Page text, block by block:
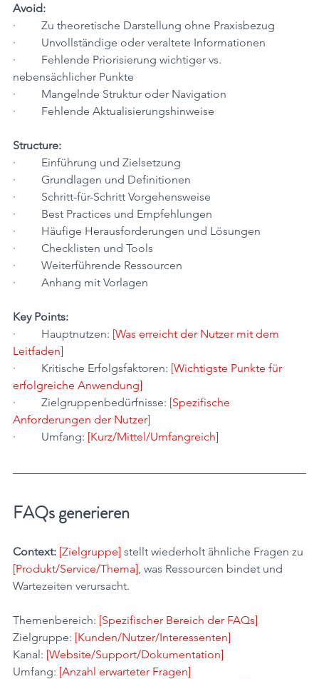
Avoid:
·         Zu theoretische Darstellung ohne Praxisbezug
·         Unvollständige oder veraltete Informationen
·         Fehlende Priorisierung wichtiger vs.
nebensächlicher Punkte
·         Mangelnde Struktur oder Navigation
·         Fehlende Aktualisierungshinweise
Structure:
·         Einführung und Zielsetzung
·         Grundlagen und Definitionen
·         Schritt-für-Schritt Vorgehensweise
·         Best Practices und Empfehlungen
·         Häufige Herausforderungen und Lösungen
·         Checklisten und Tools
·         Weiterführende Ressourcen
·         Anhang mit Vorlagen
Key Points:
·         Hauptnutzen: [Was erreicht der Nutzer mit dem
Leitfaden]
·         Kritische Erfolgsfaktoren: [Wichtigste Punkte für
erfolgreiche Anwendung]
·         Zielgruppenbedürfnisse: [Spezifische
Anforderungen der Nutzer]
·         Umfang: [Kurz/Mittel/Umfangreich]
FAQs generieren
Context: [Zielgruppe] stellt wiederholt ähnliche Fragen zu
[Produkt/Service/Thema], was Ressourcen bindet und
Wartezeiten verursacht.
Themenbereich: [Spezifischer Bereich der FAQs]
Zielgruppe: [Kunden/Nutzer/Interessenten]
Kanal: [Website/Support/Dokumentation]
Umfang: [Anzahl erwarteter Fragen]